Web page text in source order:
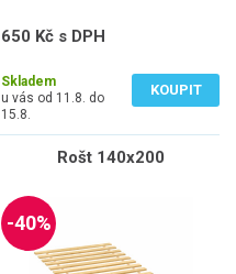
650 Kč s DPH
Skladem
u vás od 11.8. do
15.8.
KOUPIT
Rošt 140x200
-40%